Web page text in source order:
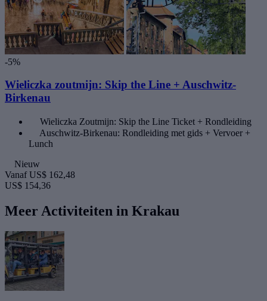
-5%
Wieliczka zoutmijn: Skip the Line + Auschwitz-
Birkenau
Wieliczka Zoutmijn: Skip the Line Ticket + Rondleiding
Auschwitz-Birkenau: Rondleiding met gids + Vervoer +
Lunch
Nieuw
Vanaf US$ 162,48
US$ 154,36
Meer Activiteiten in Krakau